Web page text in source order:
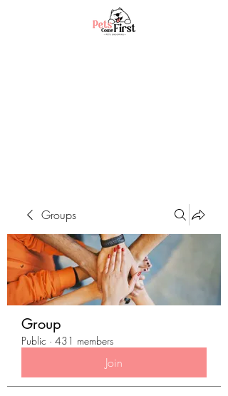
Groups
Group
Public · 431 members
Join